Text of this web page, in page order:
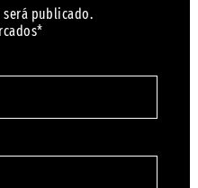
será publicado.